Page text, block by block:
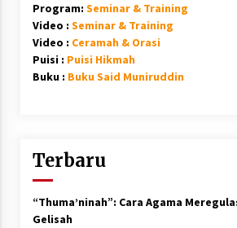
Program: Seminar & Training
Video : Seminar & Training
Video : Ceramah & Orasi
Puisi : Puisi Hikmah
Buku : Buku Said Muniruddin
Terbaru
“Thuma’ninah”: Cara Agama
Gelisah